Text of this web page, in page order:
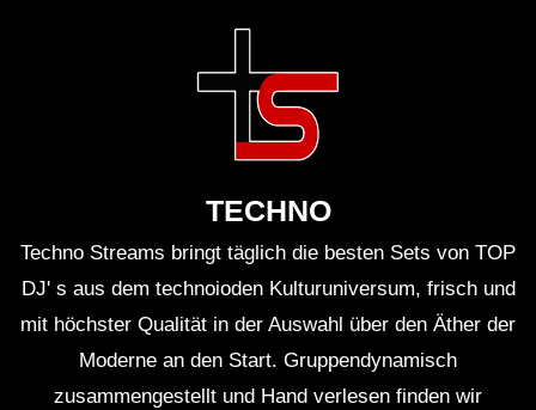
TECHNO
Techno Streams bringt täglich die besten Sets von TOP
DJ' s aus dem technoioden Kulturuniversum, frisch und
mit höchster Qualität in der Auswahl über den Äther der
Moderne an den Start. Gruppendynamisch
zusammengestellt und Hand verlesen finden wir